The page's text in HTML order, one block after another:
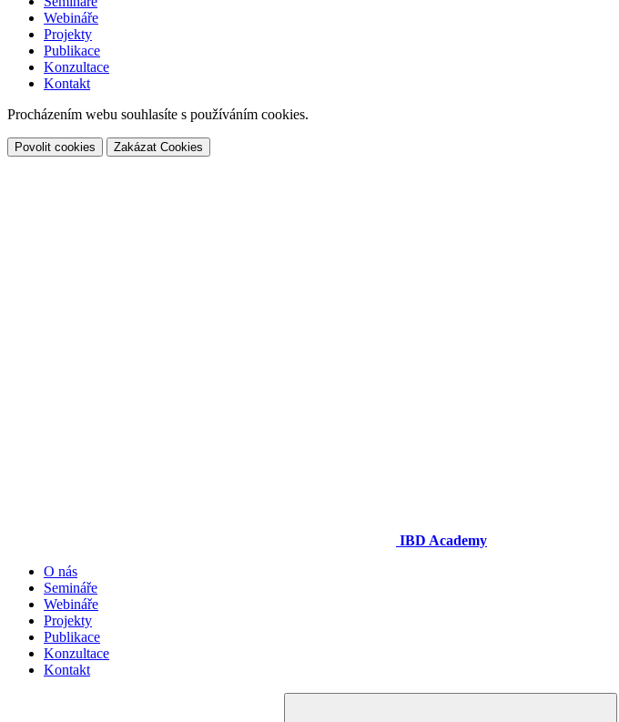
Webináře
Projekty
Publikace
Konzultace
Kontakt
Procházením webu souhlasíte s používáním cookies.
Povolit cookies Zakázat Cookies
IBD Academy
O nás
Semináře
Webináře
Projekty
Publikace
Konzultace
Kontakt